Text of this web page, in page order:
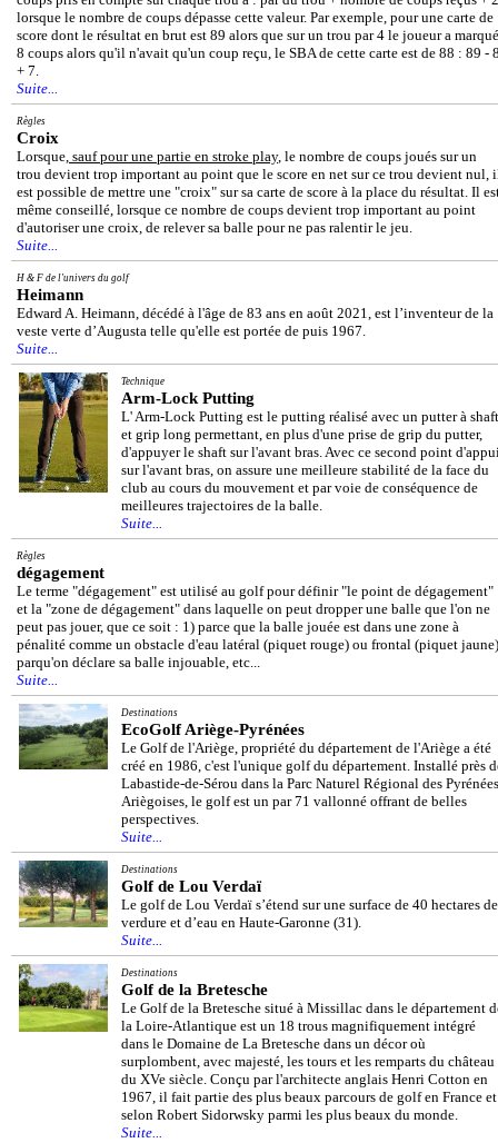
lorsque le nombre de coups dépasse cette valeur. Par exemple, pour une carte de
score dont le résultat en brut est 89 alors que sur un trou par 4 le joueur a marqué
8 coups alors qu'il n'avait qu'un coup reçu, le SBA de cette carte est de 88 : 89 -
+ 7.
Suite...
Règles
Croix
Lorsque, sauf pour une partie en stroke play, le nombre de coups joués sur un
trou devient trop important au point que le score en net sur ce trou devient nul,
est possible de mettre une "croix" sur sa carte de score à la place du résultat. Il
même conseillé, lorsque ce nombre de coups devient trop important au point
d'autoriser une croix, de relever sa balle pour ne pas ralentir le jeu.
Suite...
H & F de l'univers du golf
Heimann
Edward A. Heimann, décédé à l'âge de 83 ans en août 2021, est l’inventeur de la
veste verte d’Augusta telle qu'elle est portée de puis 1967.
Suite...
Technique
Arm-Lock Putting
L' Arm-Lock Putting est le putting réalisé avec un putter à shaft
et grip long permettant, en plus d'une prise de grip du putter,
d'appuyer le shaft sur l'avant bras. Avec ce second point
sur l'avant bras, on assure une meilleure stabilité de la face du
club au cours du mouvement et par voie de conséquence de
meilleures trajectoires de la balle.
Suite...
Règles
dégagement
Le terme "dégagement" est utilisé au golf pour définir "le point de dégagement"
et la "zone de dégagement" dans laquelle on peut dropper une balle que l'on ne
peut pas jouer, que ce soit : 1) parce que la balle jouée est dans une zone à
pénalité comme un obstacle d'eau latéral (piquet rouge) ou frontal (piquet
parqu'on déclare sa balle injouable, etc...
Suite...
Destinations
EcoGolf Ariège-Pyrénées
Le Golf de l'Ariège, propriété du département de l'Ariège a été
créé en 1986, c'est l'unique golf du département. Installé près
Labastide-de-Sérou dans la Parc Naturel Régional des Pyrénées
Ariègoises, le golf est un par 71 vallonné offrant de belles
perspectives.
Suite...
Destinations
Golf de Lou Verdaï
Le golf de Lou Verdaï s’étend sur une surface de 40 hectares de
verdure et d’eau en Haute-Garonne (31).
Suite...
Destinations
Golf de la Bretesche
Le Golf de la Bretesche situé à Missillac dans le département
la Loire-Atlantique est un 18 trous magnifiquement intégré
dans le Domaine de La Bretesche dans un décor où
surplombent, avec majesté, les tours et les remparts du château
du XVe siècle. Conçu par l'architecte anglais Henri Cotton en
1967, il fait partie des plus beaux parcours de golf en France et
selon Robert Sidorwsky parmi les plus beaux du monde.
Suite...